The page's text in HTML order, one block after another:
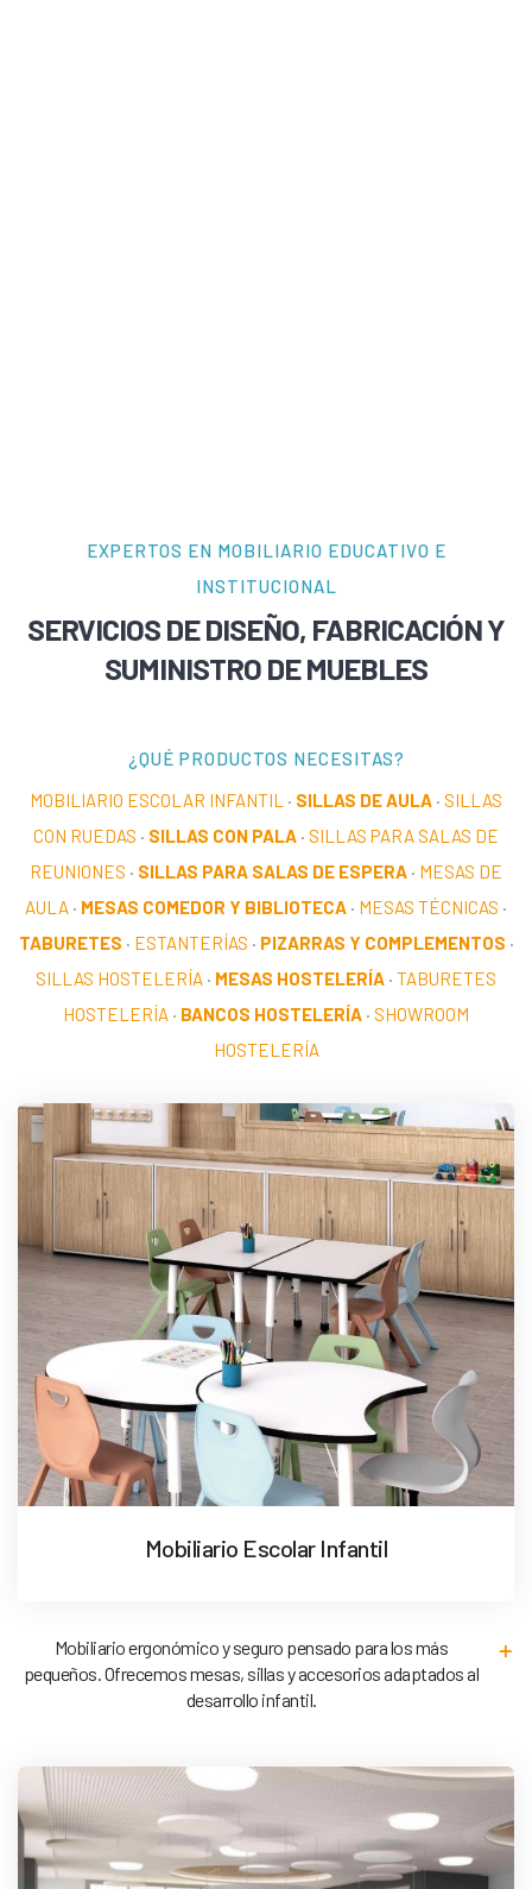
EXPERTOS EN MOBILIARIO EDUCATIVO E
INSTITUCIONAL
SERVICIOS DE DISEÑO, FABRICACIÓN Y
SUMINISTRO DE MUEBLES
¿QUÉ PRODUCTOS NECESITAS?
MOBILIARIO ESCOLAR INFANTIL · SILLAS DE AULA · SILLAS
CON RUEDAS · SILLAS CON PALA · SILLAS PARA SALAS DE
REUNIONES · SILLAS PARA SALAS DE ESPERA · MESAS DE
AULA · MESAS COMEDOR Y BIBLIOTECA · MESAS TÉCNICAS ·
TABURETES · ESTANTERÍAS · PIZARRAS Y COMPLEMENTOS ·
SILLAS HOSTELERÍA · MESAS HOSTELERÍA · TABURETES
HOSTELERÍA · BANCOS HOSTELERÍA · SHOWROOM
HOSTELERÍA
Mobiliario Escolar Infantil
Mobiliario ergonómico y seguro pensado para los más
pequeños. Ofrecemos mesas, sillas y accesorios adaptados al
desarrollo infantil.